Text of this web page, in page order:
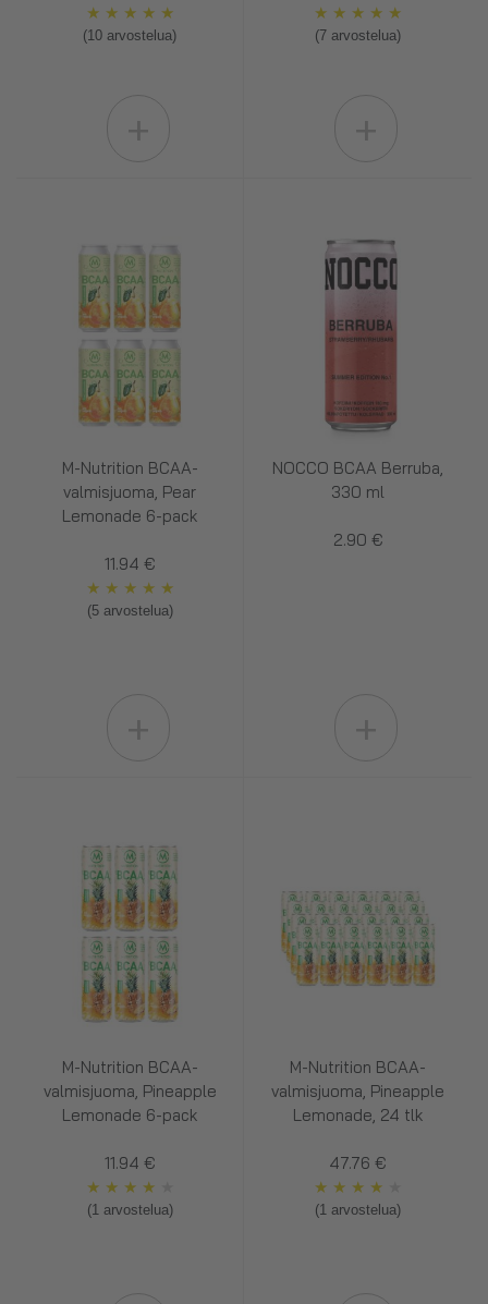
★ ★ ★ ★ ★
(10 arvostelua)
★ ★ ★ ★ ★
(7 arvostelua)
M-Nutrition BCAA-
valmisjuoma, Pear
Lemonade 6-pack
11.94 €
★ ★ ★ ★ ★
(5 arvostelua)
NOCCO BCAA Berruba,
330 ml
2.90 €
M-Nutrition BCAA-
valmisjuoma, Pineapple
Lemonade 6-pack
11.94 €
★ ★ ★ ★
(1 arvostelua)
M-Nutrition BCAA-
valmisjuoma, Pineapple
Lemonade, 24 tlk
47.76 €
★ ★ ★ ★
(1 arvostelua)